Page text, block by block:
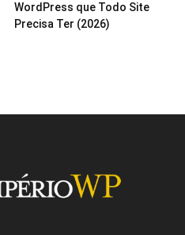
WordPress que Todo Site
Precisa Ter (2026)